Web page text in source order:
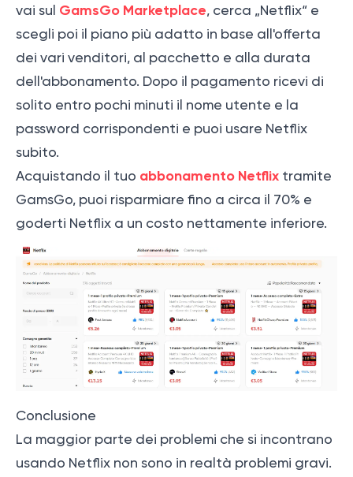
vai sul GamsGo Marketplace, cerca „Netflix“ e
scegli poi il piano più adatto in base all'offerta
dei vari venditori, al pacchetto e alla durata
dell'abbonamento. Dopo il pagamento ricevi di
solito entro pochi minuti il nome utente e la
password corrispondenti e puoi usare Netflix
subito.
Acquistando il tuo abbonamento Netflix tramite
GamsGo, puoi risparmiare fino a circa il 70% e
goderti Netflix a un costo nettamente inferiore.
Conclusione
La maggior parte dei problemi che si incontrano
usando Netflix non sono in realtà problemi gravi.